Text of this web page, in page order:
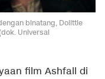
binatang, Dolittle
Universal
film Ashfall di